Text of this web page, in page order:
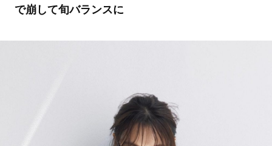
で崩して旬バランスに